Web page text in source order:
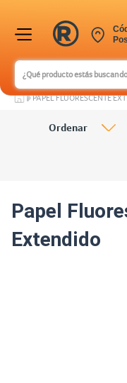
PAPEL FLUORESCENTE
Papel
Extendido
Ordenar